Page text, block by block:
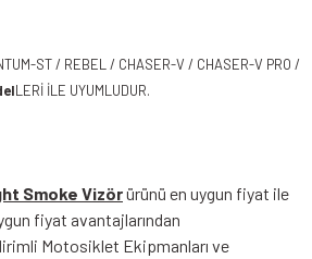
ST / REBEL / CHASER-V / CHASER-V PRO /
LERİ İLE UYUMLUDUR.
Smoke Vizörürünü en uygun fiyat ile
fiyat avantajlarından
Motosiklet Ekipmanları ve